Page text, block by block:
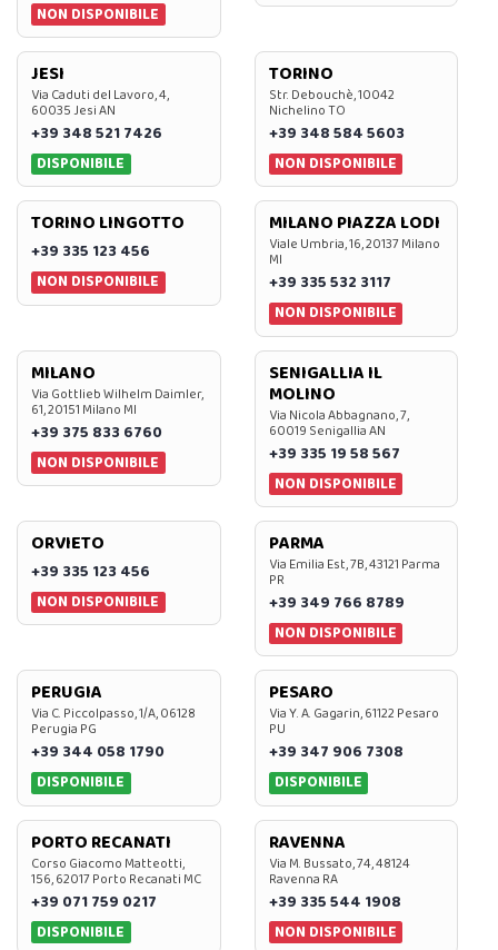
NON DISPONIBILE
JESI
Via Caduti del Lavoro, 4,
60035 Jesi AN
+39 348 521 7426
DISPONIBILE
TORINO
Str. Debouchè, 10042
Nichelino TO
+39 348 584 5603
NON DISPONIBILE
TORINO LINGOTTO
+39 335 123 456
NON DISPONIBILE
MILANO PIAZZA LODI
Viale Umbria, 16, 20137 Milano
MI
+39 335 532 3117
NON DISPONIBILE
MILANO
Via Gottlieb Wilhelm Daimler,
61, 20151 Milano MI
+39 375 833 6760
NON DISPONIBILE
SENIGALLIA IL
MOLINO
Via Nicola Abbagnano, 7,
60019 Senigallia AN
+39 335 19 58 567
NON DISPONIBILE
ORVIETO
+39 335 123 456
NON DISPONIBILE
PARMA
Via Emilia Est, 7B, 43121 Parma
PR
+39 349 766 8789
NON DISPONIBILE
PERUGIA
Via C. Piccolpasso, 1/A, 06128
Perugia PG
+39 344 058 1790
DISPONIBILE
PESARO
Via Y. A. Gagarin, 61122 Pesaro
PU
+39 347 906 7308
DISPONIBILE
PORTO RECANATI
Corso Giacomo Matteotti,
156, 62017 Porto Recanati MC
+39 071 759 0217
DISPONIBILE
RAVENNA
Via M. Bussato, 74, 48124
Ravenna RA
+39 335 544 1908
NON DISPONIBILE